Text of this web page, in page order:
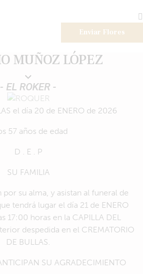
Enviar Flores
MUÑOZ LÓPEZ
- EL ROKER -
el día 20 de ENERO de 2026
57 años de edad
D . E . P
SU FAMILIA
por su alma, y asistan al funeral de
tendrá lugar el día 21 de ENERO
17:00 horas en la CAPILLA DEL
despedida en el CREMATORIO
DE BULLAS.
SU AGRADECIMIENTO